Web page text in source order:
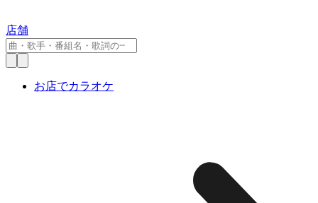
店舗
お店でカラオケ